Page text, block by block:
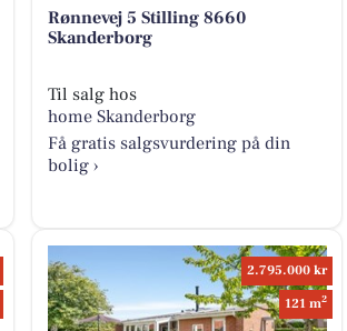
Rønnevej 5 Stilling 8660
Skanderborg
Til salg hos
home Skanderborg
Få gratis salgsvurdering på din
bolig ›
2.795.000 kr
121 m2